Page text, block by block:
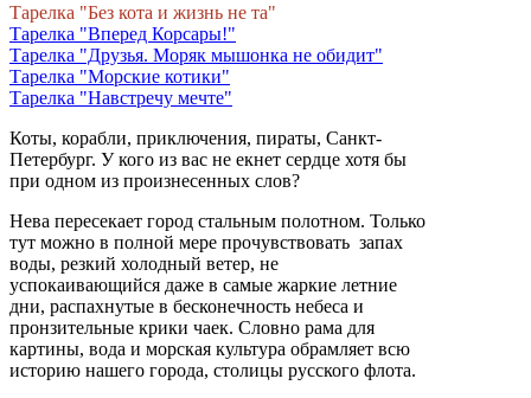
Тарелка "Без кота и жизнь не та"
Тарелка "Вперед Корсары!"
Тарелка "Друзья. Моряк мышонка не обидит"
Тарелка "Морские котики"
Тарелка "Навстречу мечте"
Коты, корабли, приключения, пираты, Санкт-
Петербург. У кого из вас не екнет сердце хотя бы
при одном из произнесенных слов?
Нева пересекает город стальным полотном. Только
тут можно в полной мере прочувствовать запах
воды, резкий холодный ветер, не
успокаивающийся даже в самые жаркие летние
дни, распахнутые в бесконечность небеса и
пронзительные крики чаек. Словно рама для
картины, вода и морская культура обрамляет всю
историю нашего города, столицы русского флота.